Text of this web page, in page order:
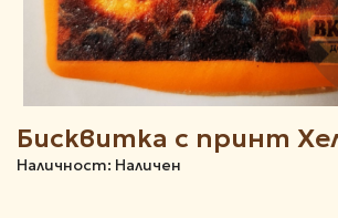
Бисквитка с принт
Наличност: Наличен